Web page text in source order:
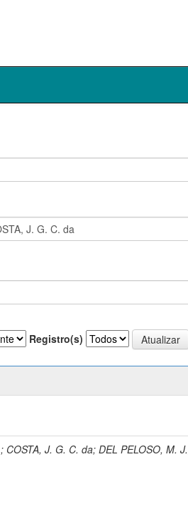
Registro(s)
; COSTA, J. G. C. da;DEL PELOSO, M. J.